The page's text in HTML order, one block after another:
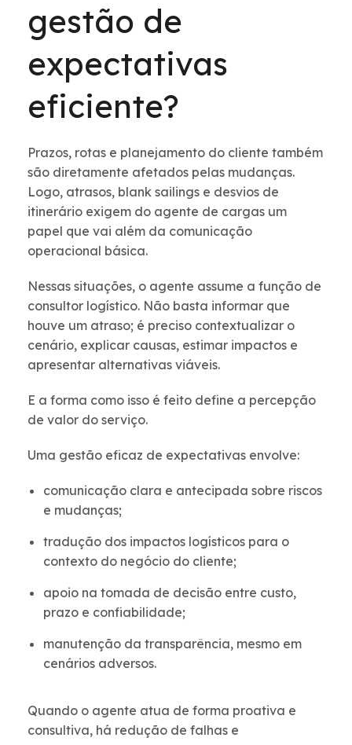
gestão de
expectativas
eficiente?
Prazos, rotas e planejamento do cliente também
são diretamente afetados pelas mudanças.
Logo, atrasos, blank sailings e desvios de
itinerário exigem do agente de cargas um
papel que vai além da comunicação
operacional básica.
Nessas situações, o agente assume a função de
consultor logístico. Não basta informar que
houve um atraso; é preciso contextualizar o
cenário, explicar causas, estimar impactos e
apresentar alternativas viáveis.
E a forma como isso é feito define a percepção
de valor do serviço.
Uma gestão eficaz de expectativas envolve:
comunicação clara e antecipada sobre riscos
e mudanças;
tradução dos impactos logísticos para o
contexto do negócio do cliente;
apoio na tomada de decisão entre custo,
prazo e confiabilidade;
manutenção da transparência, mesmo em
cenários adversos.
Quando o agente atua de forma proativa e
consultiva, há redução de falhas e